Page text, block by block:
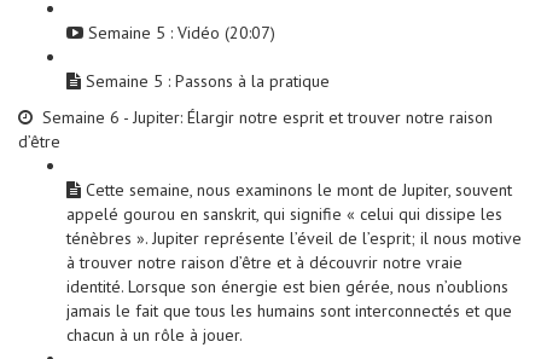
Semaine 5 : Vidéo (20:07)
Semaine 5 : Passons à la pratique
Semaine 6 - Jupiter: Élargir notre esprit et trouver notre raison
d’être
Cette semaine, nous examinons le mont de Jupiter, souvent
appelé gourou en sanskrit, qui signifie « celui qui dissipe les
ténèbres ». Jupiter représente l’éveil de l’esprit; il nous motive
à trouver notre raison d’être et à découvrir notre vraie
identité. Lorsque son énergie est bien gérée, nous n’oublions
jamais le fait que tous les humains sont interconnectés et que
chacun à un rôle à jouer.